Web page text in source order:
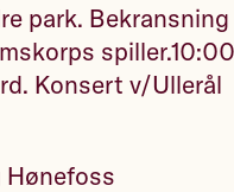
park. Bekransning
spiller.10:00
Konsert v/Ullerål
Hønefoss